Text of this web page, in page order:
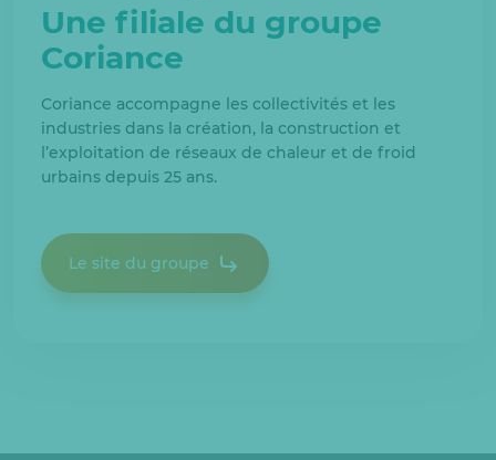
Une filiale du groupe
Coriance
Coriance accompagne les collectivités et les
industries dans la création, la construction et
l’exploitation de réseaux de chaleur et de froid
urbains depuis 25 ans.
Le site du groupe